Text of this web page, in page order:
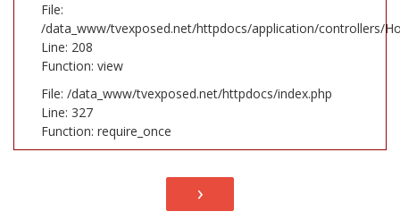
File:
/data_www/tvexposed.net/httpdocs/application/controllers/
Line: 208
Function: view
File: /data_www/tvexposed.net/httpdocs/index.php
Line: 327
Function: require_once
›